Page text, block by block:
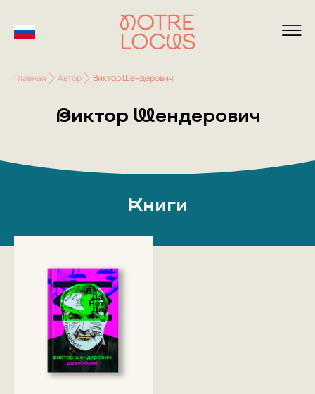
Главная Автор Виктор Шендерович
Виктор Шендерович
Книги